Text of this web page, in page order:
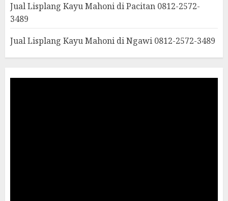
Jual Lisplang Kayu Mahoni di Pacitan 0812-2572-
3489
Jual Lisplang Kayu Mahoni di Ngawi 0812-2572-3489